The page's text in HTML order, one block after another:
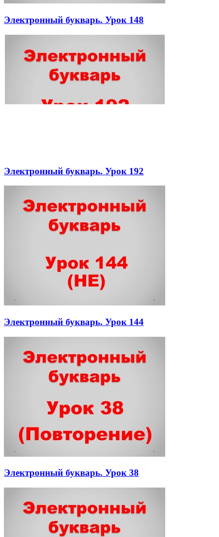
Электронный букварь. Урок 148
Электронный букварь. Урок 192
Электронный букварь. Урок 144
Электронный букварь. Урок 38